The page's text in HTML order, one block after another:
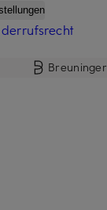
Breuninger